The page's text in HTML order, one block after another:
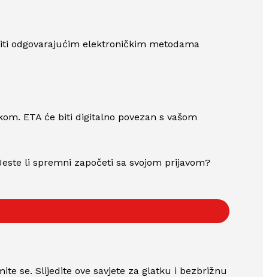
odgovarajućim elektroničkim metodama
ETA će biti digitalno povezan s vašom
li spremni započeti sa svojom prijavom?
se. Slijedite ove savjete za glatku i bezbrižnu